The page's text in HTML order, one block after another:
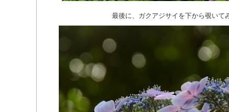
最後に、ガクアジサイを下から覗いてみ